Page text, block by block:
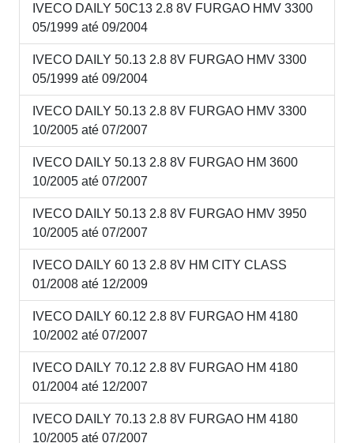
IVECO DAILY 50C13 2.8 8V FURGAO HMV 3300
05/1999 até 09/2004
IVECO DAILY 50.13 2.8 8V FURGAO HMV 3300
05/1999 até 09/2004
IVECO DAILY 50.13 2.8 8V FURGAO HMV 3300
10/2005 até 07/2007
IVECO DAILY 50.13 2.8 8V FURGAO HM 3600
10/2005 até 07/2007
IVECO DAILY 50.13 2.8 8V FURGAO HMV 3950
10/2005 até 07/2007
IVECO DAILY 60 13 2.8 8V HM CITY CLASS
01/2008 até 12/2009
IVECO DAILY 60.12 2.8 8V FURGAO HM 4180
10/2002 até 07/2007
IVECO DAILY 70.12 2.8 8V FURGAO HM 4180
01/2004 até 12/2007
IVECO DAILY 70.13 2.8 8V FURGAO HM 4180
10/2005 até 07/2007